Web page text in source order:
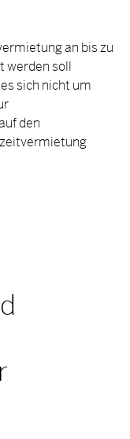
an bis zu
werden soll
sich nicht um
den